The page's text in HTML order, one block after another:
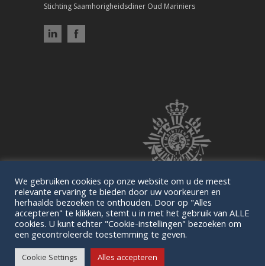
Stichting Saamhorigheidsdiner Oud Mariniers
© 2026 WJB. |Disclaimer
We gebruiken cookies op onze website om u de meest
relevante ervaring te bieden door uw voorkeuren en
herhaalde bezoeken te onthouden. Door op "Alles
accepteren" te klikken, stemt u in met het gebruik van ALLE
cookies. U kunt echter "Cookie-instellingen" bezoeken om
een gecontroleerde toestemming te geven.
Cookie Settings Alles accepteren